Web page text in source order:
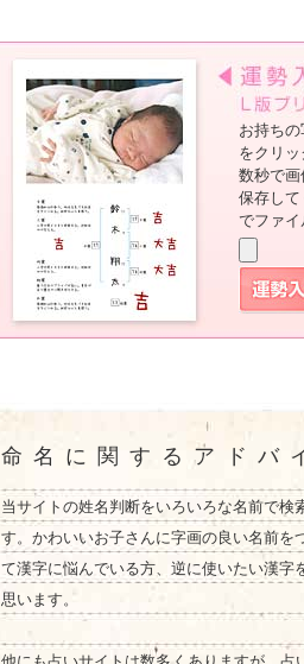
お持ち
をクリッ
数秒で画
保存し
でファイ
命名に関するアドバ
当サイトの姓名判断をいろいろな名前で検
す。かわいいお子さんに字画の良い名前
て漢字に悩んでいる方、逆に使いたい漢字
思います。